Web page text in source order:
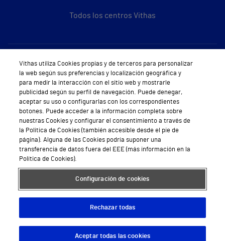
Todos los centros Vithas
Sobre Vithas
Quiénes somos
Trabajar en Vithas
Teléfono Cita Médica
Teléfono Atención al Cliente
Política de seguridad y salud en el trabajo
Conoce a Supervita
Aviso Legal Política de cookies Política de privacidad Mapa web Protección de datos
Descargar App
Vithas utiliza Cookies propias y de terceros para personalizar
la web según sus preferencias y localización geográfica y
para medir la interacción con el sitio web y mostrarle
publicidad según su perfil de navegación. Puede denegar,
aceptar su uso o configurarlas con los correspondientes
botones. Puede acceder a la información completa sobre
nuestras Cookies y configurar el consentimiento a través de
la Política de Cookies (también accesible desde el pie de
página). Alguna de las Cookies podría suponer una
transferencia de datos fuera del EEE (más información en la
Política de Cookies).
Configuración de cookies
Rechazar todas
Aceptar todas las cookies